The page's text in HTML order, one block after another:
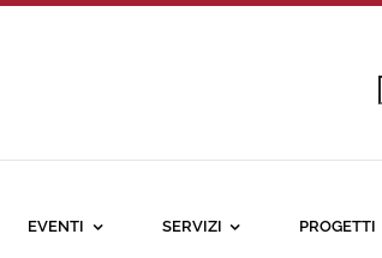
EVENTI SERVIZI PROGETTI